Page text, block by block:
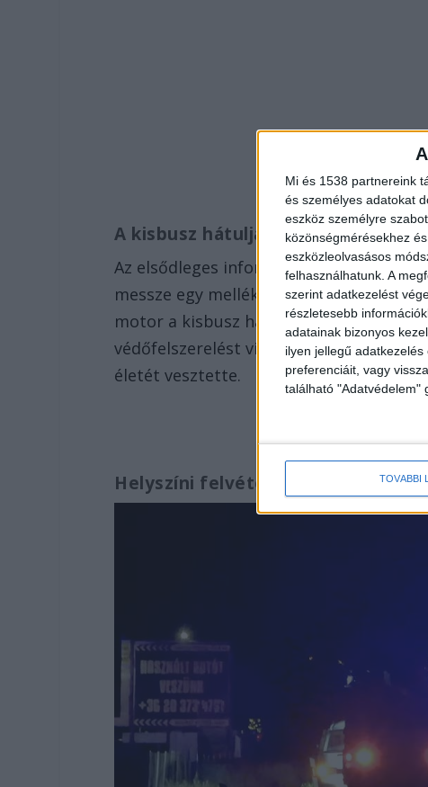
Mi és 1538 partnereink
és személyes adatokat
eszköz személyre
közönségmérésekhez
eszközleolvasásos
felhasználhatunk. A
szerint adatkezelést
részletesebb
adatainak bizonyos
ilyen jellegű
preferenciáit, vagy
található "Adatvédelem"
TOVÁBBI
A kisbusz hátuljába csapódott
Az elsődleges információkkal
messze egy mellékútról kanyarodott a
motor a kisbusz hátuljának csapódott.
védőfelszerelést viselt, de ennek
életét vesztette.
Helyszíni felvétel